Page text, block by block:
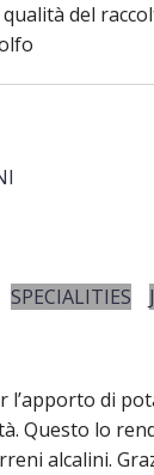
del
SPECIALITIES
l’apporto di
Questo lo
alcalini.